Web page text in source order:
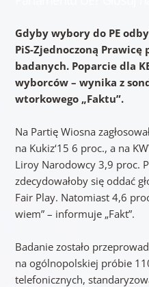
Gdyby wybory do PE
PiS-Zjednoczoną Prawicę
badanych. Poparcie dla
wyborców – wynika z
wtorkowego „Faktu”.
Na Partię Wiosna
na Kukiz‘15 6 proc., a na
Liroy Narodowcy 3,9 proc.
zdecydowałoby się oddać
Fair Play. Natomiast 4,6
wiem” – informuje „Fakt”.
Badanie zostało
na ogólnopolskiej próbie
telefonicznych,